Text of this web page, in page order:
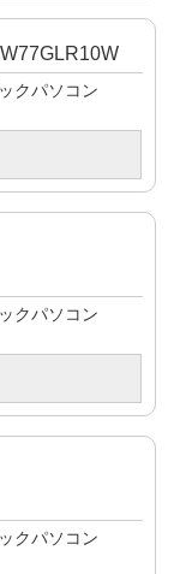
クパソコン
クパソコン
クパソコン